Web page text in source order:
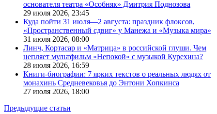
основателя театра «Особняк» Дмитрия Поднозова
29 июля 2026, 23:45
Куда пойти 31 июля—2 августа: праздник флоксов,
«Пространственный сдвиг» у Манежа и «Музыка мира»
31 июля 2026, 08:00
Линч, Кортасар и «Матрица» в российской глуши. Чем
цепляет мультфильм «Непокой» с музыкой Курехина?
28 июля 2026, 16:59
Книги-биографии: 7 ярких текстов о реальных людях от
монахинь Средневековья до Энтони Хопкинса
27 июля 2026, 18:00
Предыдущие статьи